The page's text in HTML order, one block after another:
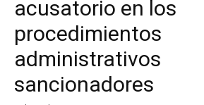
acusatorio en los
procedimientos
administrativos
sancionadores